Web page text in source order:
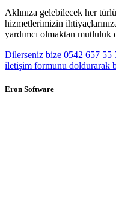
Aklınıza gelebilecek her
hizmetlerimizin
yardımcı olmaktan mutluluk
Dilerseniz bize 0542 657 55
iletişim formunu doldurarak
Eron Software